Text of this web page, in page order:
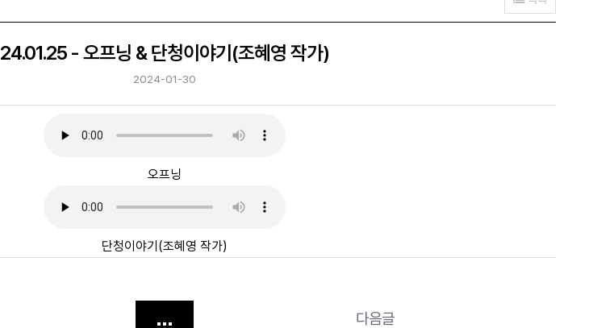
24.01.25 - 오프닝 & 단청이야기(조혜영 작가)
2024-01-30
오프닝
단청이야기(조혜영 작가)
다음글